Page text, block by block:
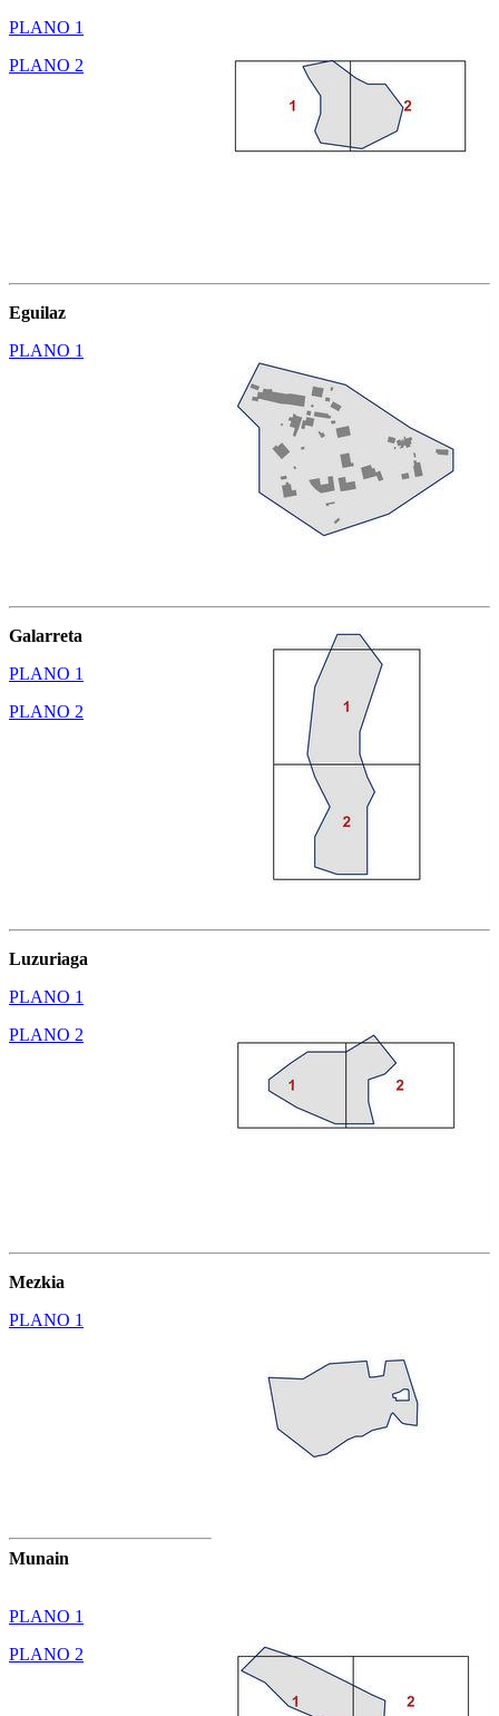
PLANO 1
PLANO 2
Eguilaz
PLANO 1
Galarreta
PLANO 1
PLANO 2
Luzuriaga
PLANO 1
PLANO 2
Mezkia
PLANO 1
Munain
PLANO 1
PLANO 2